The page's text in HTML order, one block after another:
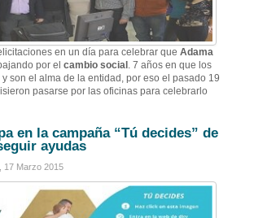
en un día para celebrar queAdama
por elcambio social . 7 años en que los
son el alma de la entidad, por eso el pasado 19
pasarse por las oficinas para celebrarlo
en la campaña “Tú decides” de
ayudas
17 Marzo 2015